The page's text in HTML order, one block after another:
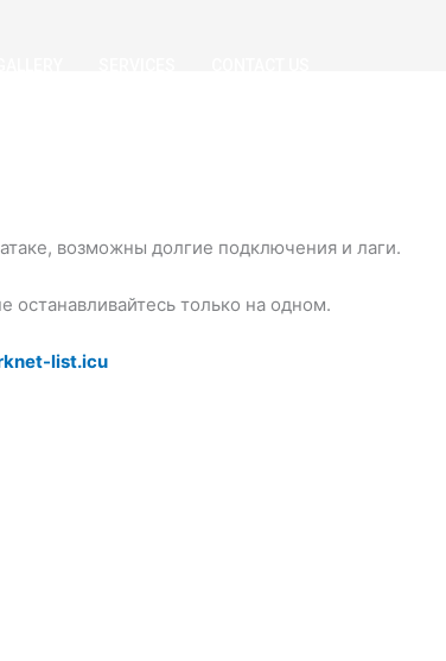
возможны долгие подключения и лаги.
останавливайтесь только на одном.
list.icu